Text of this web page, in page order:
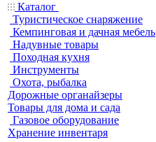
Каталог
Туристическое снаряжение
Кемпинговая и дачная мебель
Надувные товары
Походная кухня
Инструменты
Охота, рыбалка
Дорожные органайзеры
Товары для дома и сада
Газовое оборудование
Хранение инвентаря